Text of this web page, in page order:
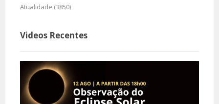
Atualidade (3850)
Videos Recentes